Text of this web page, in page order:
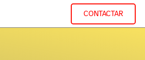
CONTACTAR